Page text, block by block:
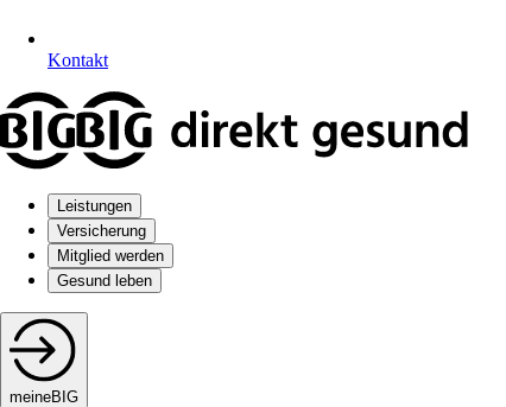
Kontakt
Leistungen
Versicherung
Mitglied werden
Gesund leben
meineBIG